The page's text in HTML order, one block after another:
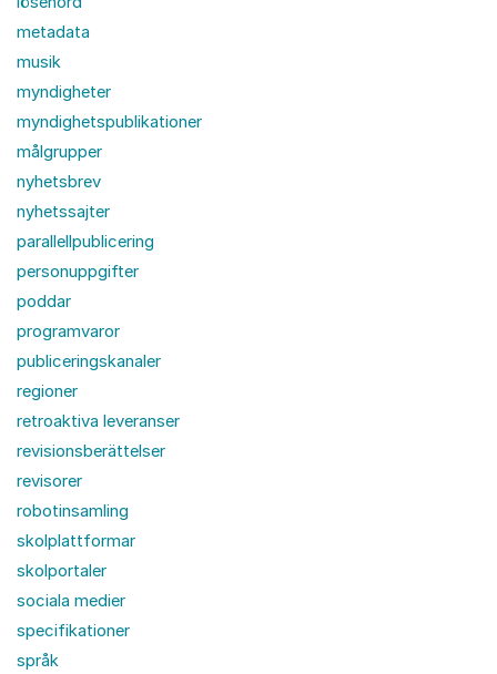
metadata
musik
myndigheter
myndighetspublikationer
målgrupper
nyhetsbrev
nyhetssajter
parallellpublicering
personuppgifter
poddar
programvaror
publiceringskanaler
regioner
retroaktiva leveranser
revisionsberättelser
revisorer
robotinsamling
skolplattformar
skolportaler
sociala medier
specifikationer
språk